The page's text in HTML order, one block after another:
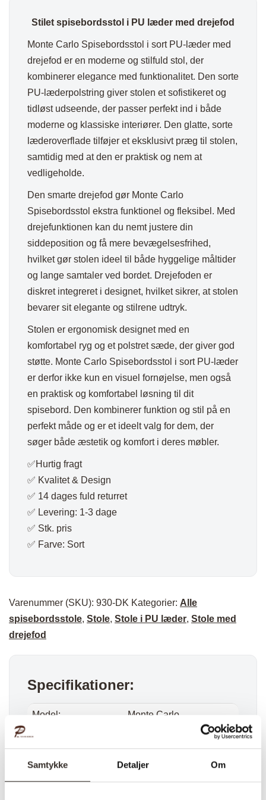
Samtykke Detaljer Om
Stilet spisebordsstol i PU læder med drejefod
Monte Carlo Spisebordsstol i sort PU-læder med
drejefod er en moderne og stilfuld stol, der
kombinerer elegance med funktionalitet. Den sorte
PU-læderpolstring giver stolen et sofistikeret og
tidløst udseende, der passer perfekt ind i både
moderne og klassiske interiører. Den glatte, sorte
læderoverflade tilføjer et eksklusivt præg til stolen,
samtidig med at den er praktisk og nem at
vedligeholde.
Den smarte drejefod gør Monte Carlo
Spisebordsstol ekstra funktionel og fleksibel. Med
drejefunktionen kan du nemt justere din
siddeposition og få mere bevægelsesfrihed,
hvilket gør stolen ideel til både hyggelige måltider
og lange samtaler ved bordet. Drejefoden er
diskret integreret i designet, hvilket sikrer, at stolen
bevarer sit elegante og stilrene udtryk.
Stolen er ergonomisk designet med en
komfortabel ryg og et polstret sæde, der giver god
støtte. Monte Carlo Spisebordsstol i sort PU-læder
er derfor ikke kun en visuel fornøjelse, men også
en praktisk og komfortabel løsning til dit
spisebord. Den kombinerer funktion og stil på en
perfekt måde og er et ideelt valg for dem, der
søger både æstetik og komfort i deres møbler.
✅Hurtig fragt
✅ Kvalitet & Design
✅ 14 dages fuld returret
✅ Levering: 1-3 dage
✅ Stk. pris
✅ Farve: Sort
Varenummer (SKU): 930-DK Kategorier: Alle
spisebordsstole, Stole, Stole i PU læder, Stole med
drejefod
Specifikationer:
Model:
Monte Carlo
Spisebordsstol – Sort
I udstilling: Nej